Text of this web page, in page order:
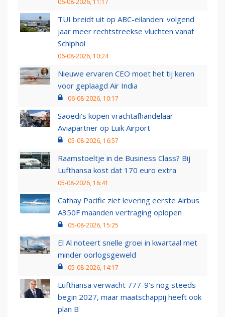
06-08-2026, 11:17
TUI breidt uit op ABC-eilanden: volgend
jaar meer rechtstreekse vluchten vanaf
Schiphol
06-08-2026, 10:24
Nieuwe ervaren CEO moet het tij keren
voor geplaagd Air India
06-08-2026, 10:17
Saoedi’s kopen vrachtafhandelaar
Aviapartner op Luik Airport
05-08-2026, 16:57
Raamstoeltje in de Business Class? Bij
Lufthansa kost dat 170 euro extra
05-08-2026, 16:41
Cathay Pacific ziet levering eerste Airbus
A350F maanden vertraging oplopen
05-08-2026, 15:25
El Al noteert snelle groei in kwartaal met
minder oorlogsgeweld
05-08-2026, 14:17
Lufthansa verwacht 777-9’s nog steeds
begin 2027, maar maatschappij heeft ook
plan B